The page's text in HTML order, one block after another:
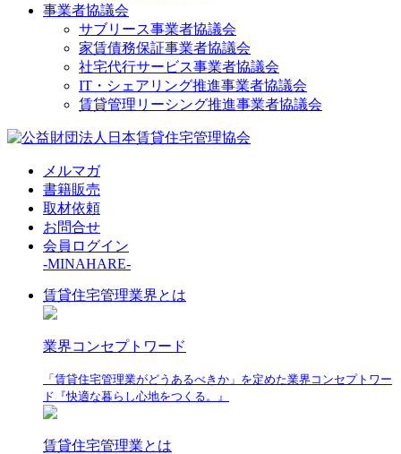
事業者協議会
サブリース事業者協議会
家賃債務保証事業者協議会
社宅代行サービス事業者協議会
IT・シェアリング推進事業者協議会
賃貸管理リーシング推進事業者協議会
メルマガ
書籍販売
取材依頼
お問合せ
会員ログイン
-MINAHARE-
賃貸住宅管理業界とは
業界コンセプトワード
「賃貸住宅管理業がどうあるべきか」を定めた業界コンセプトワー
ド『快適な暮らし心地をつくる。』
賃貸住宅管理業とは